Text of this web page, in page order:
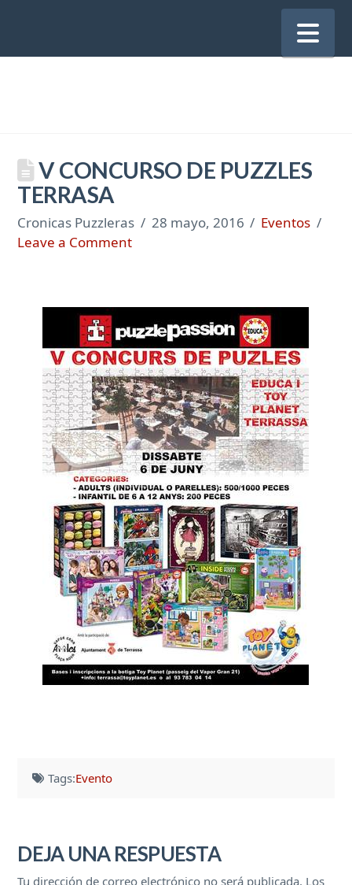
V CONCURSO DE PUZZLES
TERRASA
Cronicas Puzzleras 28 mayo, 2016
Eventos
Leave a Comment
Tags:Evento
DEJA UNA RESPUESTA
Tu dirección de correo electrónico no será publicada. Los